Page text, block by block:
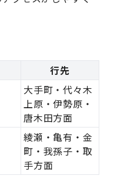
行先
大手町・代々木
上原・伊勢原・
唐木田方面
綾瀬・亀有・金
町・我孫子・取
手方面